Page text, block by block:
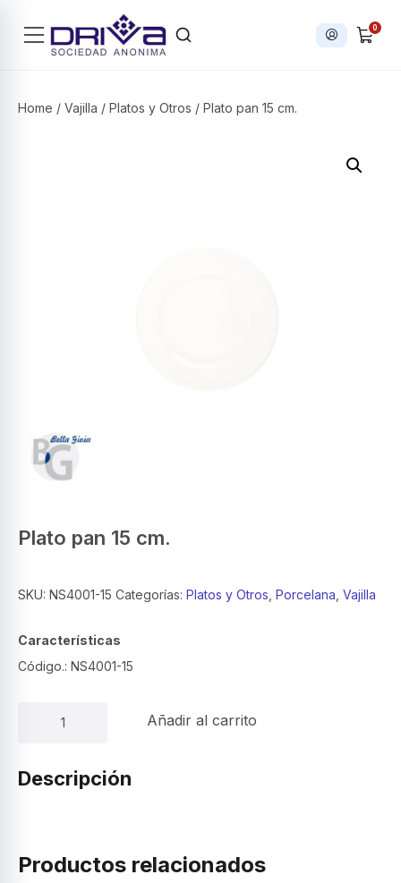
Iniciar
0
Home / Vajilla / Platos y Otros / Plato pan 15 cm.
Plato pan 15 cm.
SKU: NS4001-15 Categorías: Platos y Otros Porcelana Vajilla
Características
Código.: NS4001-15
cantidad
Añadir al carrito
Descripción
Productos relacionados